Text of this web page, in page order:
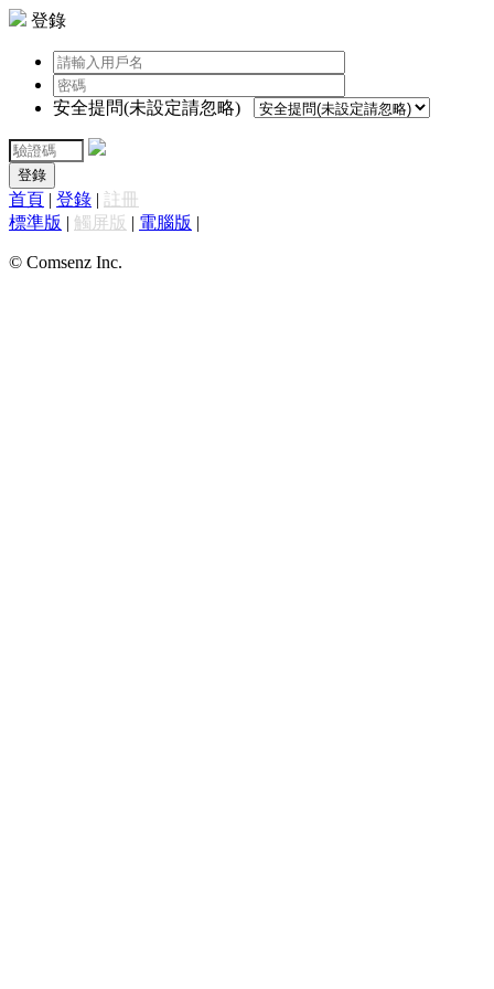
登錄
安全提問(未設定請忽略)
登錄
首頁 | 登錄 | 註冊
標準版 | 觸屏版 | 電腦版 |
© Comsenz Inc.